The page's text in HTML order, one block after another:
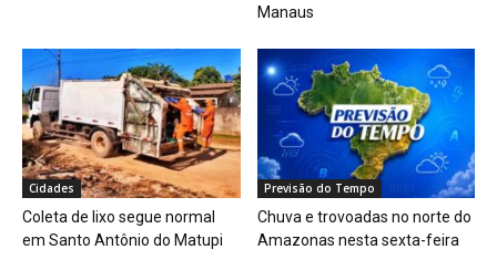
Manaus
Cidades
Coleta de lixo segue normal
em Santo Antônio do Matupi
Previsão do Tempo
Chuva e trovoadas no norte do
Amazonas nesta sexta-feira